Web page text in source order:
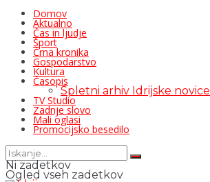
Domov
Aktualno
Čas in ljudje
Šport
Črna kronika
Gospodarstvo
Kultura
Časopis
Spletni arhiv Idrijske novice
TV Studio
Zadnje slovo
Mali oglasi
Promocijsko besedilo
Ni zadetkov
Ogled vseh zadetkov